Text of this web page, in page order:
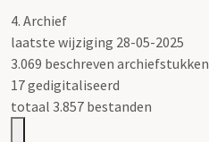
4. Archief
laatste wijziging 28-05-2025
3.069 beschreven archiefstukken
17 gedigitaliseerd
totaal 3.857 bestanden